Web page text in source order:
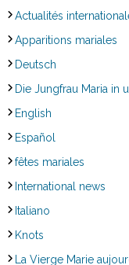
Actualités
Apparitions mariales
Deutsch
Die Jungfrau Maria in
English
Español
fêtes mariales
International news
Italiano
Knots
La Vierge Marie